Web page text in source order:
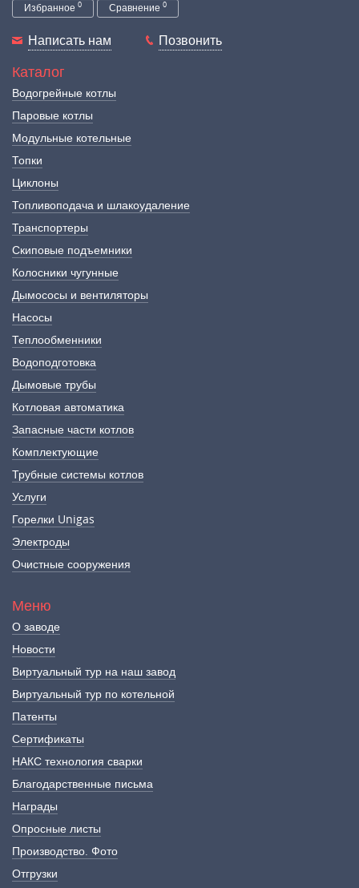
Избранное 0 Сравнение 0
Написать нам Позвонить
Каталог
Водогрейные котлы
Паровые котлы
Модульные котельные
Топки
Циклоны
Топливоподача и шлакоудаление
Транспортеры
Скиповые подъемники
Колосники чугунные
Дымососы и вентиляторы
Насосы
Теплообменники
Водоподготовка
Дымовые трубы
Котловая автоматика
Запасные части котлов
Комплектующие
Трубные системы котлов
Услуги
Горелки Unigas
Электроды
Очистные сооружения
Меню
О заводе
Новости
Виртуальный тур на наш завод
Виртуальный тур по котельной
Патенты
Сертификаты
НАКС технология сварки
Благодарственные письма
Награды
Опросные листы
Производство. Фото
Отгрузки